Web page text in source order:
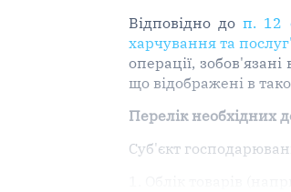
Відповідно доп. 12
харчування та
операції,
що відображені в
Перелік необхідних
Суб'єкт